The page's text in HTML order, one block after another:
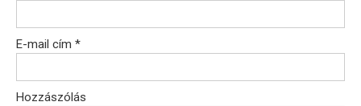
E-mail cím *
Hozzászólás